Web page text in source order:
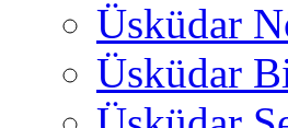
Üsküdar
Üsküdar